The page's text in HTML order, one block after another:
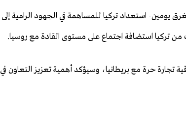
يومين- استعداد تركيا للمساهمة في الجهود الرامية إلى
من تركيا استضافة اجتماع ‌‌على مستوى القادة مع روسيا.
تجارة حرة مع بريطانيا، وسيؤكد ‌‌‌‌أهمية تعزيز التعاون في